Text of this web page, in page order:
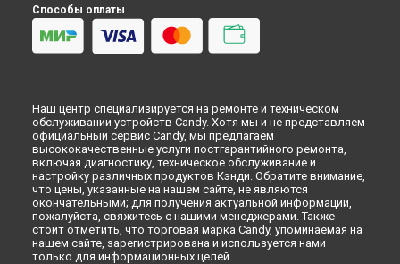
Способы оплаты
Наш центр специализируется на ремонте и техническом
обслуживании устройств Candy. Хотя мы и не представляем
официальный сервис Candy, мы предлагаем
высококачественные услуги постгарантийного ремонта,
включая диагностику, техническое обслуживание и
настройку различных продуктов Кэнди. Обратите внимание,
что цены, указанные на нашем сайте, не являются
окончательными; для получения актуальной информации,
пожалуйста, свяжитесь с нашими менеджерами. Также
стоит отметить, что торговая марка Candy, упоминаемая на
нашем сайте, зарегистрирована и используется нами
только для информационных целей.